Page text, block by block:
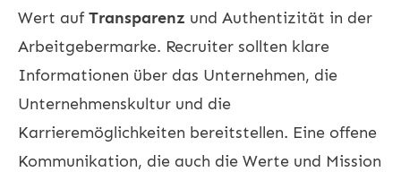
Wert aufTransparenz und Authentizität in der
Arbeitgebermarke. Recruiter sollten klare
Informationen über das Unternehmen, die
Unternehmenskultur und die
Karrieremöglichkeiten bereitstellen. Eine offene
Kommunikation, die auch die Werte und Mission